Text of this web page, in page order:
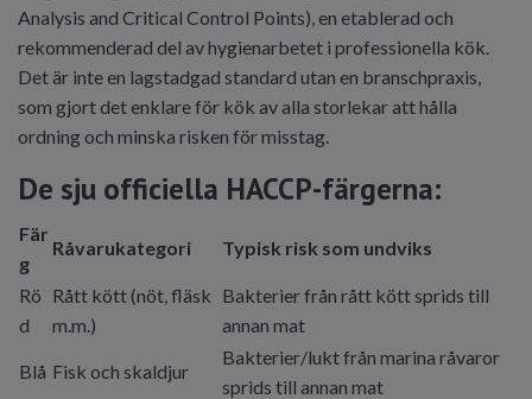
Analysis and Critical Control Points), en etablerad och
rekommenderad del av hygienarbetet i professionella kök.
Det är inte en lagstadgad standard utan en branschpraxis,
som gjort det enklare för kök av alla storlekar att hålla
ordning och minska risken för misstag.
De sju officiella HACCP-färgerna:
Fär
g
Råvarukategori Typisk risk som undviks
Rö
d
Rått kött (nöt, fläsk
m.m.)
Bakterier från rått kött sprids till
annan mat
Blå Fisk och skaldjur
Bakterier/lukt från marina råvaror
sprids till annan mat